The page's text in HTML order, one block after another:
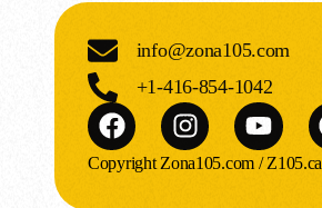
info@zona105.com
+1-416-854-1042
Copyright Zona105.com / Z105.ca